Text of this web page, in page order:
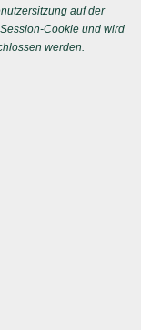
auf der
Cookie und wird
werden.